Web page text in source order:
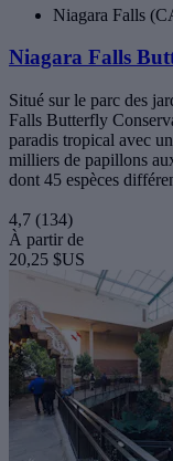
Niagara Falls
Niagara Falls
Situé sur le parc des
Falls Butterfly
paradis tropical avec
milliers de papillons
dont 45 espèces
4,7 (134)
À partir de
20,25 $US